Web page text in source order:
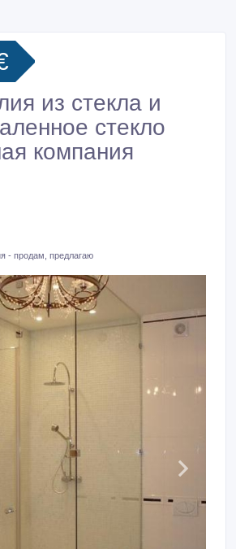
из стекла и
стекло
компания
- продам, предлагаю